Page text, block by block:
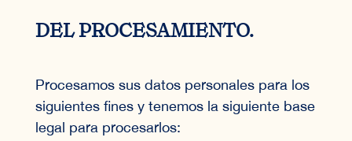
DEL PROCESAMIENTO.
Procesamos sus datos personales para los
siguientes fines y tenemos la siguiente base
legal para procesarlos: